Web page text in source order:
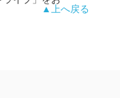
▲上へ戻る